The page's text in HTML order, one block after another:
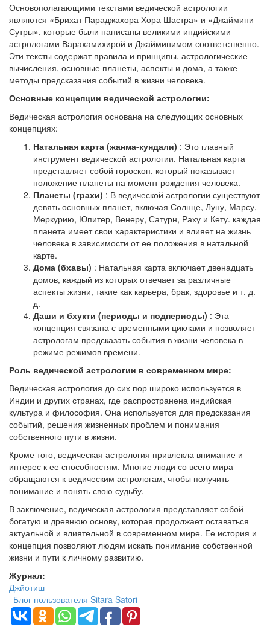
Основополагающими текстами ведической астрологии
являются «Брихат Параджахора Хора Шастра» и «Джаймини
Сутры», которые были написаны великими индийскими
астрологами Варахамихирой и Джайминимом соответственно.
Эти тексты содержат правила и принципы, астрологические
вычисления, основные планеты, аспекты и дома, а также
методы предсказания событий в жизни человека.
Основные концепции ведической астрологии:
Ведическая астрология основана на следующих основных
концепциях:
Натальная карта (жанма-кундали) : Это главный
инструмент ведической астрологии. Натальная карта
представляет собой гороскоп, который показывает
положение планеты на момент рождения человека.
Планеты (грахи) : В ведической астрологии существуют
девять основных планет, включая Солнце, Луну, Марсу,
Меркурию, Юпитер, Венеру, Сатурн, Раху и Кету. каждая
планета имеет свои характеристики и влияет на жизнь
человека в зависимости от ее положения в натальной
карте.
Дома (бхавы) : Натальная карта включает двенадцать
домов, каждый из которых отвечает за различные
аспекты жизни, такие как карьера, брак, здоровье и т. д.
д.
Даши и бхукти (периоды и подпериоды) : Эта
концепция связана с временными циклами и позволяет
астрологам предсказать события в жизни человека в
режиме режимов времени.
Роль ведической астрологии в современном мире:
Ведическая астрология до сих пор широко используется в
Индии и других странах, где распространена индийская
культура и философия. Она используется для предсказания
событий, решения жизненных проблем и понимания
собственного пути в жизни.
Кроме того, ведическая астрология привлекла внимание и
интерес к ее способностям. Многие люди со всего мира
обращаются к ведическим астрологам, чтобы получить
понимание и понять свою судьбу.
В заключение, ведическая астрология представляет собой
богатую и древнюю основу, которая продолжает оставаться
актуальной и влиятельной в современном мире. Ее история и
концепция позволяют людям искать понимание собственной
жизни и пути к личному развитию.
Журнал:
Джйотиш
Блог пользователя Sitara Satori